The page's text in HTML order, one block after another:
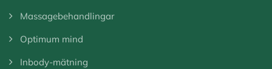
Massagebehandlingar
Optimum mind
Inbody-mätning